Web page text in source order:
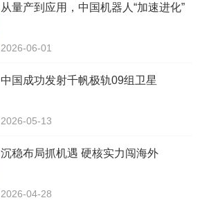
从量产到应用，中国机器人“加速进化”
2026-06-01
中国成功发射千帆极轨09组卫星
2026-05-13
沉稳布局抓机遇 硬核实力闯海外
2026-04-28